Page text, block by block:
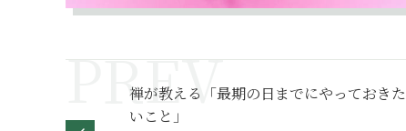
禅が教える「最期の日までにやっておきた
いこと」